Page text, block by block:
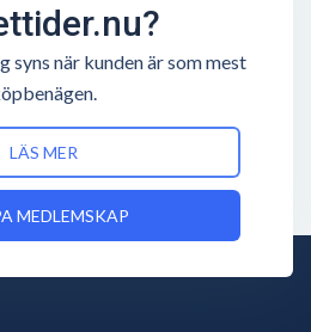
när kunden är som mest
LÄS MER
MEDLEMSKAP